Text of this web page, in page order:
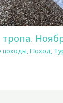
,Поход